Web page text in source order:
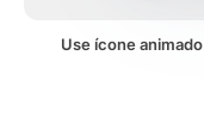
Use ícone